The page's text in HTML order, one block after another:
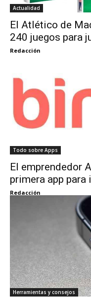
Actualidad
El Atlético de
240 juegos para
Redacción
Todo sobre Apps
El emprendedor
primera app
Redacción
Herramientas y consejos